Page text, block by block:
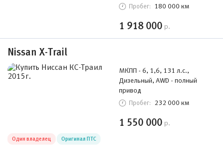
Пробег: 180 000 км
1 918 000 р.
Nissan X-Trail
МКПП - 6, 1,6, 131 л.с.,
Дизельный, AWD - полный
привод
Пробег: 232 000 км
1 550 000 р.
Один владелец Оригинал ПТС